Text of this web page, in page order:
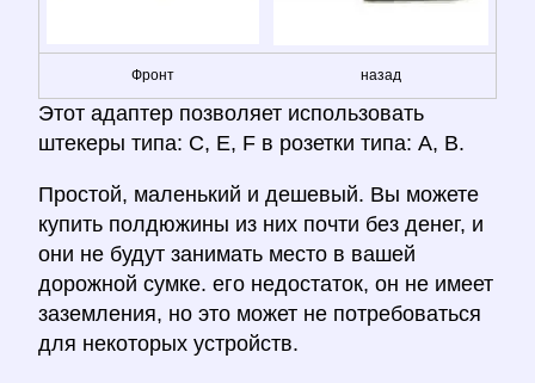
Фронт назад
Этот адаптер позволяет использовать
штекеры типа: C, E, F в розетки типа: A, B.
Простой, маленький и дешевый. Вы можете
купить полдюжины из них почти без денег, и
они не будут занимать место в вашей
дорожной сумке. его недостаток, он не имеет
заземления, но это может не потребоваться
для некоторых устройств.